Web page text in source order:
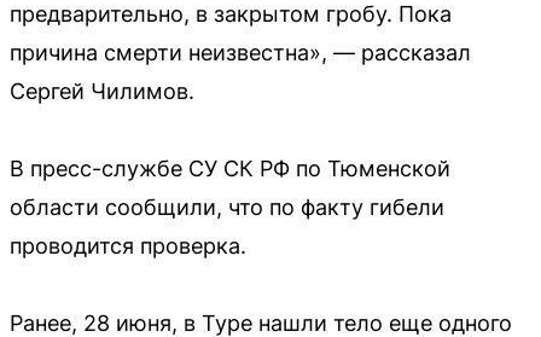
предварительно, в закрытом гробу. Пока
причина смерти неизвестна», — рассказал
Сергей Чилимов.
В пресс-службе СУ СК РФ по Тюменской
области сообщили, что по факту гибели
проводится проверка.
Ранее, 28 июня, в Туре нашли тело еще одного